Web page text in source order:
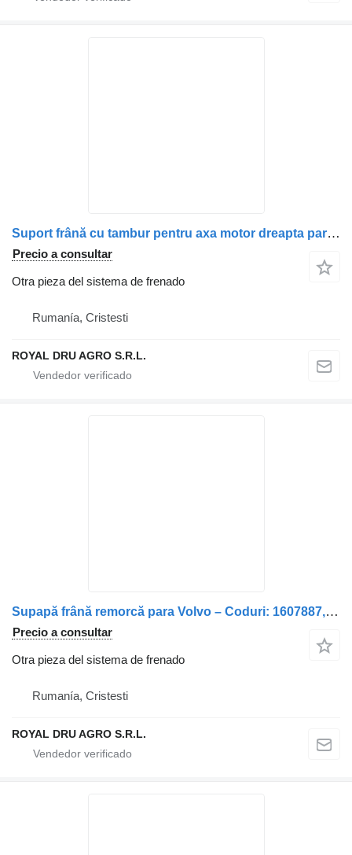
Suport frână cu tambur pentru axa motor dreapta para Volvo – 1587012 camión
Precio a consultar
Otra pieza del sistema de frenado
Rumanía, Cristesti
ROYAL DRU AGRO S.R.L.
Supapă frână remorcă para Volvo – Coduri: 1607887, 1607888, 4773986, 42051712, 1114849, 8152301, 6154, 81523016154, 8152301-6120, 81523016120, 8152301-9120, 81523019120, 8152301-9165, 815230 camión
Precio a consultar
Otra pieza del sistema de frenado
Rumanía, Cristesti
ROYAL DRU AGRO S.R.L.